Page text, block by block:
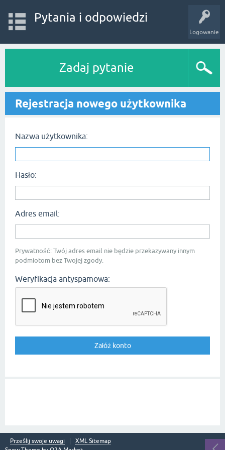
Logowanie
Pytania i odpowiedzi
Zadaj pytanie
Rejestracja nowego użytkownika
Nazwa użytkownika:
Hasło:
Adres email:
Prywatność: Twój adres email nie będzie przekazywany innym
podmiotom bez Twojej zgody.
Weryfikacja antyspamowa:
Prześlij swoje uwagi
XML Sitemap